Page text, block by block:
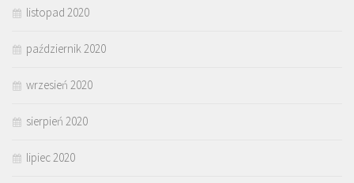
listopad 2020
październik 2020
wrzesień 2020
sierpień 2020
lipiec 2020